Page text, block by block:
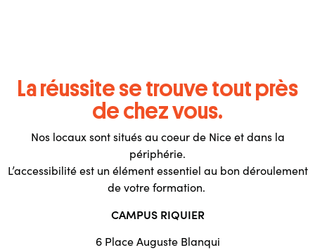
La réussite se trouve tout près
de chez vous.
Nos locaux sont situés au coeur de Nice et dans la
périphérie.
L’accessibilité est un élément essentiel au bon déroulement
de votre formation.
CAMPUS RIQUIER
6 Place Auguste Blanqui